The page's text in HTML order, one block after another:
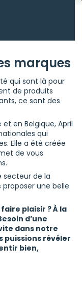
marques
qui sont là pour
de produits
ce sont des
en Belgique, April
qui
Elle a été créée
de vous
secteur de la
une belle
plaisir ? À la
d’une
dans notre
puissions révéler
bien,